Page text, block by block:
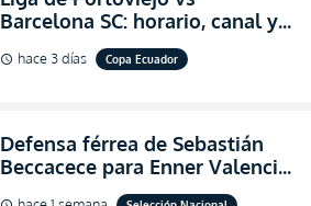
Barcelona SC: horario, canal y
dónde ver EN VIVO los octavos
de final de la Copa Ecuador
schedule hace 3 días Copa Ecuador
Defensa férrea de Sebastián
Beccacece para Enner Valencia
al indicar que era el hombre